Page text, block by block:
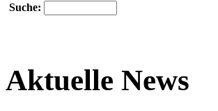
Suche:
Aktuelle News